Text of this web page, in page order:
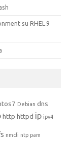
su RHEL 9
Debian dns
http httpd ip ipv4
nmcli ntp pam